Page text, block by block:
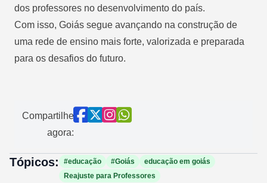
dos professores no desenvolvimento do país.
Com isso, Goiás segue avançando na construção de
uma rede de ensino mais forte, valorizada e preparada
para os desafios do futuro.
Compartilhe
agora:
Tópicos: #educação #Goiás
educação em goiás
Reajuste para Professores